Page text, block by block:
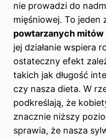
nie prowadzi do
mięśniowej. To jeden
powtarzanych mitów
jej działanie wspiera
ostateczny efekt
takich jak długość
czy nasza dieta. W
podkreślają, że
znacznie niższy
sprawia, że nasza